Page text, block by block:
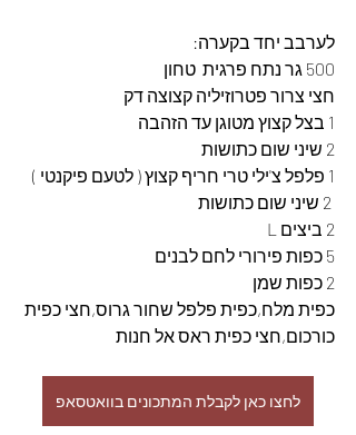
לערבב יחד בקערה:
500 גר נתח פרגית  טחון
חצי צרור פטרוזיליה קצוצה דק
1 בצל קצוץ מטוגן עד הזהבה
2 שיני שום כתושות
1 פלפל צ'ילי טרי חריף קצוץ ( לטעם פיקנטי )
2 ביצים L
5 כפות פירורי לחם לבנים
2 כפות שמן
כפית מלח,כפית פלפל שחור גרוס,חצי כפית
כורכום,חצי כפית ראס אל חנות
לחצו כאן לקבלת המתכונים בוואטסאפ